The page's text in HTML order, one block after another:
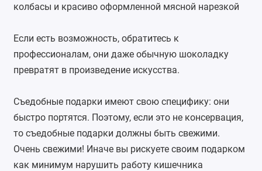
колбасы и красиво оформленной мясной нарезкой
Если есть возможность, обратитесь к
профессионалам, они даже обычную шоколадку
превратят в произведение искусства.
Съедобные подарки имеют свою специфику: они
быстро портятся. Поэтому, если это не консервация,
то съедобные подарки должны быть свежими.
Очень свежими! Иначе вы рискуете своим подарком
как минимум нарушить работу кишечника